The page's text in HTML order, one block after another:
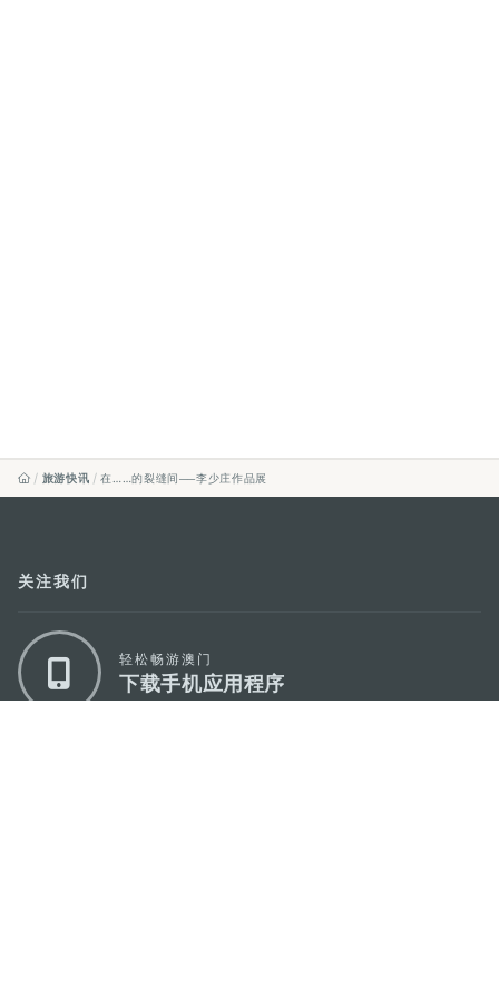
旅游快讯 在……的裂缝间──李少庄作品展
关注我们
轻松畅游澳门
下载手机应用程序